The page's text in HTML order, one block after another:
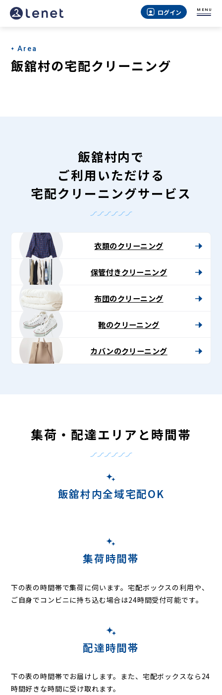
飯
村
の
Lenet〈リ
ト〉
ログイン MENU
Area
飯舘村の宅配クリーニング
飯舘村内で
ご利用いただける
宅配クリーニングサービス
衣類のクリーニング
保管付きクリーニング
布団のクリーニング
靴のクリーニング
カバンのクリーニング
集荷・配達エリアと時間帯
飯舘村内全域宅配OK
集荷時間帯
下の表の時間帯で集荷に伺います。宅配ボックスの利用や、
ご自身でコンビニに持ち込む場合は24時間受付可能です。
配達時間帯
下の表の時間帯でお届けします。また、宅配ボックスなら24
時間好きな時間に受け取れます。